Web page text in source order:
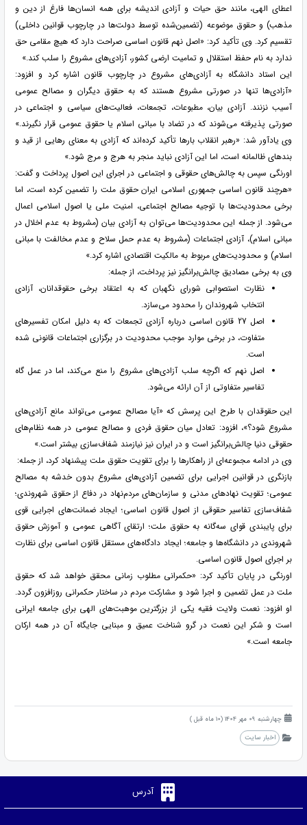
اعطای الهی، مانند حق حیات و آزادی اندیشه برای همه انسان‌ها فارغ از دین و
مذهب) و حقوق موضوعه (تضمین‌شده توسط دولت‌ها در چارچوب قوانین داخلی)
تقسیم کرد. وی تأکید کرد: «اصل نهم قانون اساسی صراحت دارد که هیچ مقامی حق
ندارد به نام حفظ استقلال و تمامیت ارضی کشور، آزادی‌های مشروع را سلب کند.»
این استاد دانشگاه به آزادی‌های مشروع در چارچوب قانون اشاره کرد و افزود:
«آزادی‌ها تنها در صورتی مشروع هستند که به حقوق دیگران و مصالح عمومی
آسیب نزنند. آزادی بیان، مطبوعات، تجمعات، فعالیت‌های سیاسی و اجتماعی در
صورتی پذیرفته می‌شوند که در تضاد با مبانی اسلام یا حقوق عمومی قرار نگیرند.»
وی یادآور شد: «رهبر انقلاب بارها تأکید کرده‌اند که آزادی به معنای رهایی از قید و
بندهای ظالمانه است، اما این آزادی نباید منجر به هرج و مرج شود.»
اورنگی سپس به چالش‌های حقوقی و اجتماعی در اجرای این اصول پرداخت و گفت:
«هرچند قانون اساسی جمهوری اسلامی ایران حقوق ملت را تضمین کرده است، اما
برخی محدودیت‌ها با توجیه مصالح اجتماعی، امنیت ملی یا اصول اسلامی اعمال
می‌شود. از جمله این محدودیت‌ها می‌توان به آزادی بیان (مشروط به عدم اخلال در
مبانی اسلام)، آزادی اجتماعات (مشروط به عدم حمل سلاح و عدم مخالفت با مبانی
اسلام) و محدودیت‌های مربوط به مالکیت اقتصادی اشاره کرد.»
وی به برخی مصادیق چالش‌برانگیز نیز پرداخت، از جمله:
نظارت استصوابی شورای نگهبان که به اعتقاد برخی حقوقدانان، آزادی
انتخاب شهروندان را محدود می‌سازد.
اصل 27 قانون اساسی درباره آزادی تجمعات که به دلیل امکان تفسیرهای
متفاوت، در برخی موارد موجب محدودیت در برگزاری اجتماعات قانونی شده
است.
اصل نهم که اگرچه سلب آزادی‌های مشروع را منع می‌کند، اما در عمل گاه
تفاسیر متفاوتی از آن ارائه می‌شود.
این حقوقدان با طرح این پرسش که «آیا مصالح عمومی می‌تواند مانع آزادی‌های
مشروع شود؟»، افزود: تعادل میان حقوق فردی و مصالح عمومی در همه نظام‌های
حقوقی دنیا چالش‌برانگیز است و در ایران نیز نیازمند شفاف‌سازی بیشتر است.»
وی در ادامه مجموعه‌ای از راهکارها را برای تقویت حقوق ملت پیشنهاد کرد، از جمله:
بازنگری در قوانین اجرایی برای تضمین آزادی‌های مشروع بدون خدشه به مصالح
عمومی؛ تقویت نهادهای مدنی و سازمان‌های مردم‌نهاد در دفاع از حقوق شهروندی؛
شفاف‌سازی تفاسیر حقوقی از اصول قانون اساسی؛ ایجاد ضمانت‌های اجرایی قوی
برای پایبندی قوای سه‌گانه به حقوق ملت؛ ارتقای آگاهی عمومی و آموزش حقوق
شهروندی در دانشگاه‌ها و جامعه؛ ایجاد دادگاه‌های مستقل قانون اساسی برای نظارت
بر اجرای اصول قانون اساسی.
اورنگی در پایان تأکید کرد: «حکمرانی مطلوب زمانی محقق خواهد شد که حقوق
ملت در عمل تضمین و اجرا شود و مشارکت مردم در ساختار حکمرانی روزافزون گردد.
او افزود: نعمت ولایت فقیه یکی از بزرگترین موهبت‌های الهی برای جامعه ایرانی
است و شکر این نعمت در گرو شناخت عمیق و مبنایی جایگاه آن در همه ارکان
جامعه است.»
چهارشنبه 09 مهر 1404 (10 ماه قبل )
اخبار سایت
آدرس